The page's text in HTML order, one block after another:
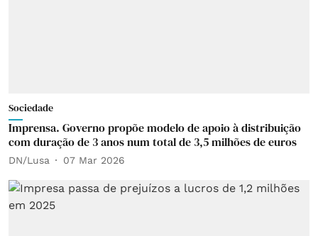
Sociedade
Imprensa. Governo propõe modelo de apoio à distribuição
com duração de 3 anos num total de 3,5 milhões de euros
DN/Lusa 07 Mar 2026